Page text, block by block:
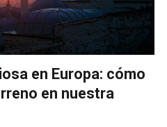
en Europa: cómo
en nuestra